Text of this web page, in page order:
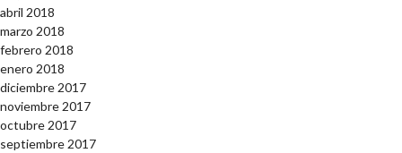
abril 2018
marzo 2018
febrero 2018
enero 2018
diciembre 2017
noviembre 2017
octubre 2017
septiembre 2017